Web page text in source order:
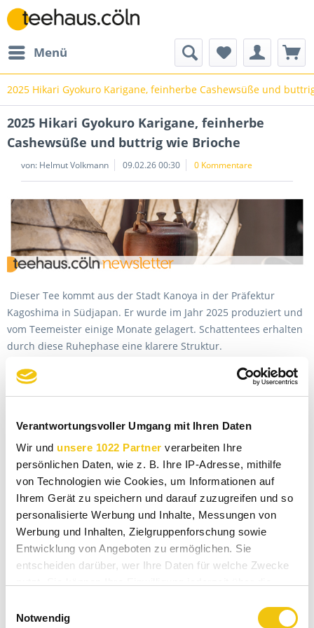
Verantwortungsvoller Umgang mit Ihren Daten
Wir und unsere 1022 Partner verarbeiten Ihre
persönlichen Daten, wie z. B. Ihre IP-Adresse, mithilfe
von Technologien wie Cookies, um Informationen auf
Ihrem Gerät zu speichern und darauf zuzugreifen und so
personalisierte Werbung und Inhalte, Messungen von
Werbung und Inhalten, Zielgruppenforschung sowie
Entwicklung von Angeboten zu ermöglichen. Sie
entscheiden darüber, wer Ihre Daten für welche Zwecke
Trigger Symbol ändern oder widerrufen
Notwendig
Menü
2025 Hikari Gyokuro Karigane, feinherbe Cashewsüße und
2025 Hikari Gyokuro Karigane, feinherbe
Cashewsüße und buttrig wie Brioche
von: Helmut Volkmann 09.02.26 00:30 0 Kommentare
Dieser Tee kommt aus der Stadt Kanoya in der Präfektur
Kagoshima in Südjapan. Er wurde im Jahr 2025 produziert und
vom Teemeister einige Monate gelagert. Schattentees erhalten
durch diese Ruhephase eine klarere Struktur.
Der Hikari Gyokuro Karigane ist ein leicht gedämpfter Tee. Die
Strauchsorte ist Yamanami.
Das Blattwerk ist ein spektakulär farbenreiches Kaleidoskop
aus tiefgrünen und mittelgrünen Nadelblättern, durchsetzt von
feinen hellgrün leuchtenden „Kukis“,
den Blattstängeln und -rippen der Teepflanze.
Die Blätter und die Kukis riechen leicht süßlich und haben
schöne Fruchtnoten.
Die frisch aufgegossene Schale verströmt den milden Duft von
Cashewkernen und frischem Weißbrot.
Im Mundraum finden sich diese Eigenschaften als
Geschmackskomponenten wieder. Die feinherbe Süße der
Cashewkerne verbindet sich mit der buttrigen Frische einer